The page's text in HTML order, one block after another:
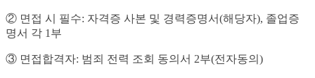
② 면접 시 필수: 자격증 사본 및 경력증명서(해당자), 졸업증
명서 각 1 부
③ 면접합격자: 범죄 전력 조회 동의서 2부(전자동의 )